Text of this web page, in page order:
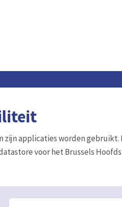
zijn applicaties worden gebruikt.
voor het Brussels